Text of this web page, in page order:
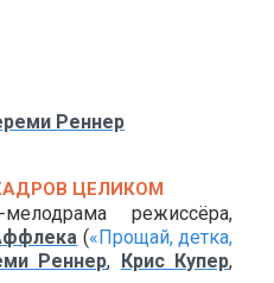
Реннер
ЦЕЛИКОМ
режиссёра,
(«Прощай, детка,
Реннер, Крис Купер,